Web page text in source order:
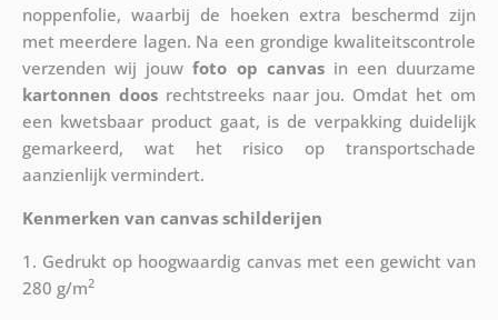
noppenfolie, waarbij de hoeken extra beschermd zijn
met meerdere lagen. Na een grondige kwaliteitscontrole
verzenden wij jouwfoto op canvasin een duurzame
kartonnen doosrechtstreeks naar jou. Omdat het om
een kwetsbaar product gaat, is de verpakking duidelijk
gemarkeerd, wat het risico op transportschade
aanzienlijk vermindert.
Kenmerken van canvas schilderijen
1. Gedrukt op hoogwaardig canvas met een gewicht van
280 g/m2